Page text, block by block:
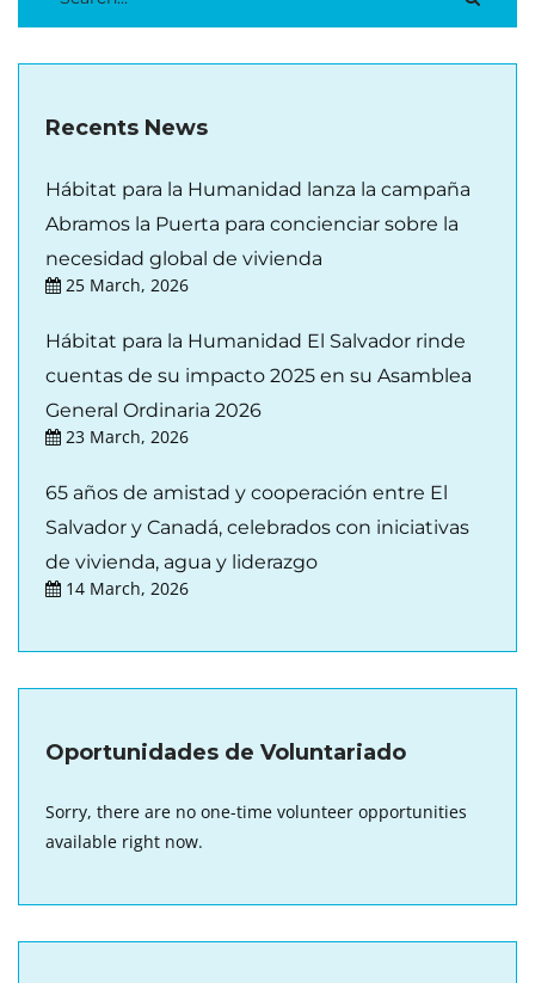
Recents News
Hábitat para la Humanidad lanza la campaña
Abramos la Puerta para concienciar sobre la
necesidad global de vivienda
25 March, 2026
Hábitat para la Humanidad El Salvador rinde
cuentas de su impacto 2025 en su Asamblea
General Ordinaria 2026
23 March, 2026
65 años de amistad y cooperación entre El
Salvador y Canadá, celebrados con iniciativas
de vivienda, agua y liderazgo
14 March, 2026
Oportunidades de Voluntariado
Sorry, there are no one-time volunteer opportunities
available right now.